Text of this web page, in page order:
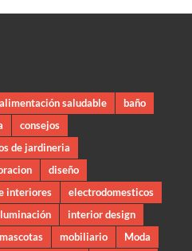
alimentación saludable
baño
consejos
de jardineria
diseño
interiores
electrodomesticos
interior design
mascotas mobiliario
Moda